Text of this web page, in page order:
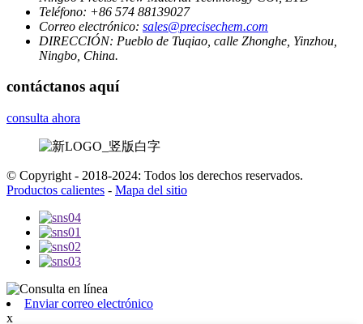
Teléfono: +86 574 88139027
Correo electrónico: sales@precisechem.com
DIRECCIÓN: Pueblo de Tuqiao, calle Zhonghe, Yinzhou,
Ningbo, China.
contáctanos aquí
consulta ahora
© Copyright - 2018-2024: Todos los derechos reservados.
Productos calientes - Mapa del sitio
Enviar correo electrónico
x